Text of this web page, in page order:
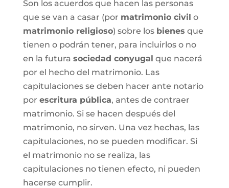
Son los acuerdos que hacen las personas
que se van a casar (por matrimonio civil o
matrimonio religioso) sobre los bienes que
tienen o podrán tener, para incluirlos o no
en la futura sociedad conyugal que nacerá
por el hecho del matrimonio. Las
capitulaciones se deben hacer ante notario
por escritura pública, antes de contraer
matrimonio. Si se hacen después del
matrimonio, no sirven. Una vez hechas, las
capitulaciones, no se pueden modificar. Si
el matrimonio no se realiza, las
capitulaciones no tienen efecto, ni pueden
hacerse cumplir.